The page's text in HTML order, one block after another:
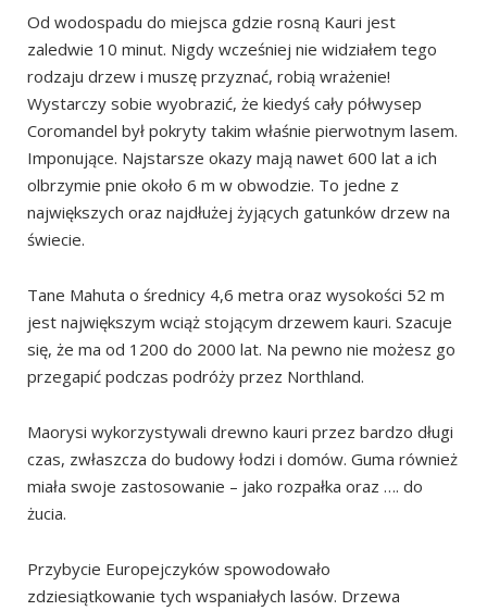
Od wodospadu do miejsca gdzie rosną Kauri jest
zaledwie 10 minut. Nigdy wcześniej nie widziałem tego
rodzaju drzew i muszę przyznać, robią wrażenie!
Wystarczy sobie wyobrazić, że kiedyś cały półwysep
Coromandel był pokryty takim właśnie pierwotnym lasem.
Imponujące. Najstarsze okazy mają nawet 600 lat a ich
olbrzymie pnie około 6 m w obwodzie. To jedne z
największych oraz najdłużej żyjących gatunków drzew na
świecie.
Tane Mahuta o średnicy 4,6 metra oraz wysokości 52 m
jest największym wciąż stojącym drzewem kauri. Szacuje
się, że ma od 1200 do 2000 lat. Na pewno nie możesz go
przegapić podczas podróży przez Northland.
Maorysi wykorzystywali drewno kauri przez bardzo długi
czas, zwłaszcza do budowy łodzi i domów. Guma również
miała swoje zastosowanie – jako rozpałka oraz …. do
żucia.
Przybycie Europejczyków spowodowało
zdziesiątkowanie tych wspaniałych lasów. Drzewa